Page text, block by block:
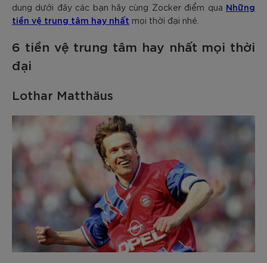
dung dưới đây các bạn hãy cùng Zocker điểm qua Những
tiền vệ trung tâm hay nhất mọi thời đại nhé.
6 tiền vệ trung tâm hay nhất mọi thời
đại
Lothar Matthäus